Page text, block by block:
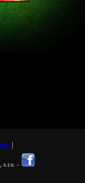
s.r.o. -